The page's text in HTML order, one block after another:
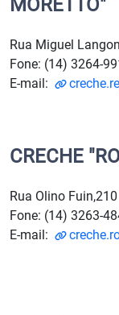
MORETTO"
Rua Miguel
Fone: (14) 3264-
E-mail:
CRECHE
Rua Olino
Fone: (14) 3263-
E-mail: